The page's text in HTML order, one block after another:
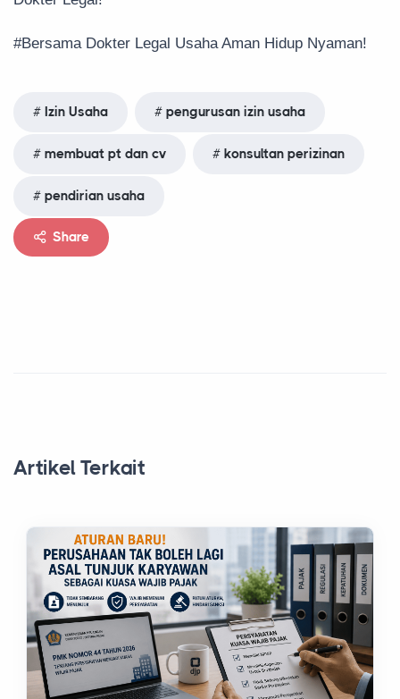
#Bersama Dokter Legal Usaha Aman Hidup Nyaman!
Izin Usaha pengurusan izin usaha
membuat pt dan cv konsultan perizinan
pendirian usaha
Share
Artikel Terkait